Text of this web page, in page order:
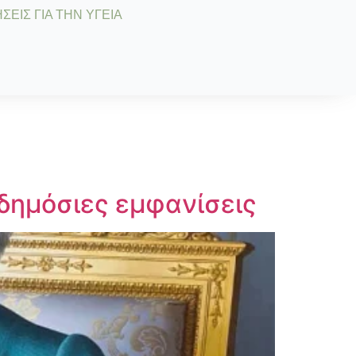
ΓΙΑ ΤΗΝ ΥΓΕΙΑ
εμφανίσεις